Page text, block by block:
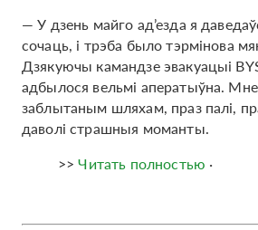
— У дзень майго ад’езда я
сочаць, і трэба было тэрмінова
Дзякуючы камандзе эвакуацыі
адбылося вельмі аператыўна.
заблытаным шляхам, праз палі,
даволі страшныя моманты.
>>Читать полностью ·